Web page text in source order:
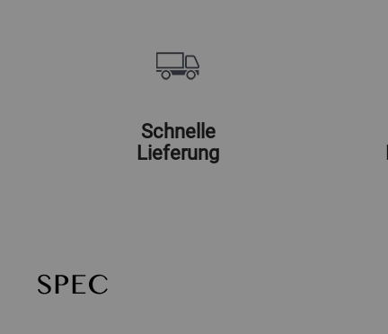
Schnelle
Lieferung
SPEC